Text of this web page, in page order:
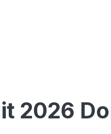
2026